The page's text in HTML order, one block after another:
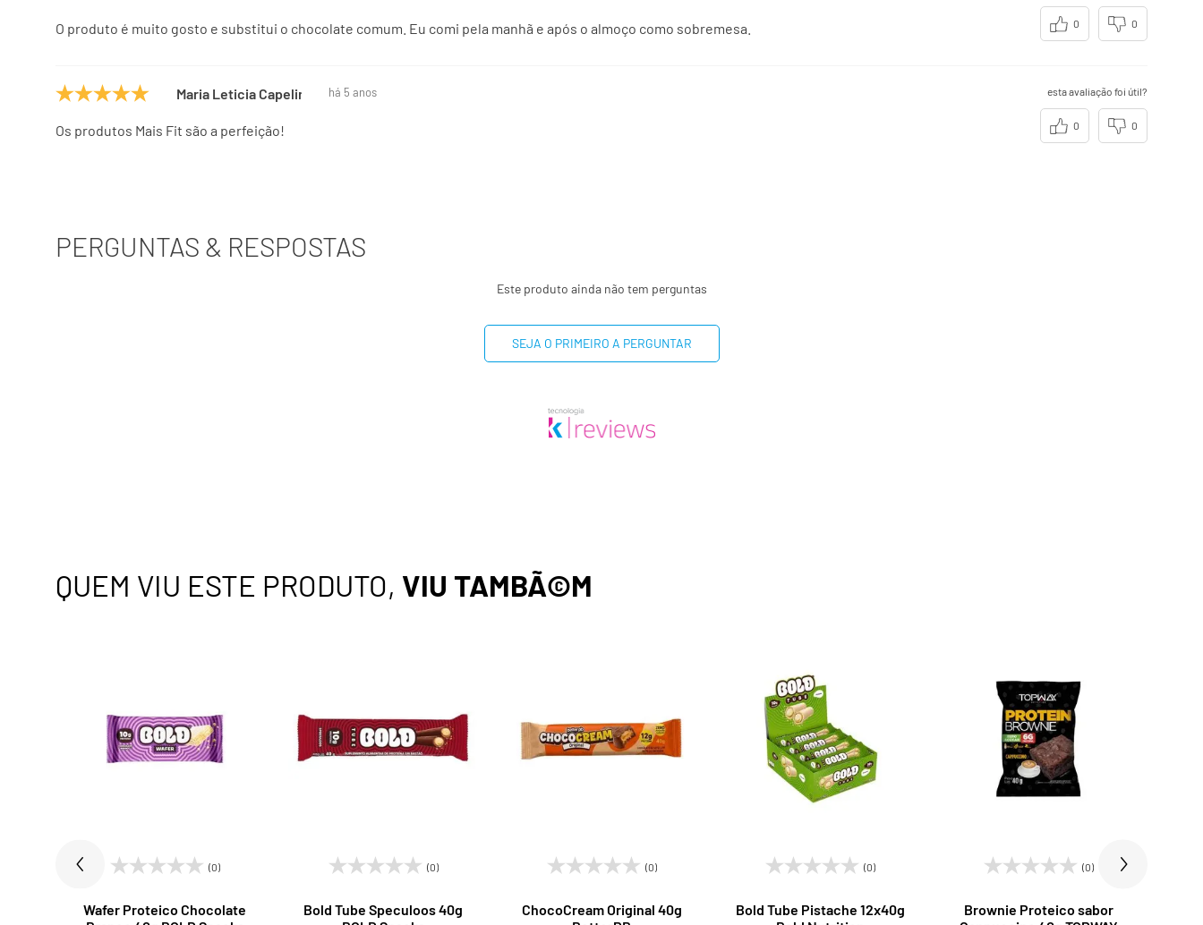
O produto é muito gosto e substitui o chocolate comum. Eu comi pela manhã e após o almoço como sobremesa. 0 0
Maria Leticia Capelini há 5 anos
Os produtos Mais Fit são a perfeição!
esta avaliação foi útil?
0 0
PERGUNTAS & RESPOSTAS
Este produto ainda não tem perguntas
SEJA O PRIMEIRO A PERGUNTAR
QUEM VIU ESTE PRODUTO, VIU TAMBÃ©M
(0)
Wafer Proteico Chocolate
(0)
Bold Tube Speculoos 40g
(0)
ChocoCream Original 40g
(0)
Bold Tube Pistache 12x40g
(0)
Brownie Proteico sabor